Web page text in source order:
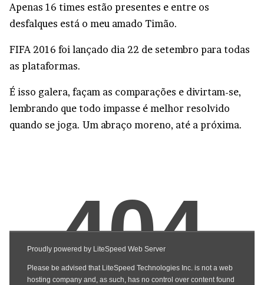
Apenas 16 times estão presentes e entre os
desfalques está o meu amado Timão.
FIFA 2016 foi lançado dia 22 de setembro para todas
as plataformas.
É isso galera, façam as comparações e divirtam-se,
lembrando que todo impasse é melhor resolvido
quando se joga. Um abraço moreno, até a próxima.